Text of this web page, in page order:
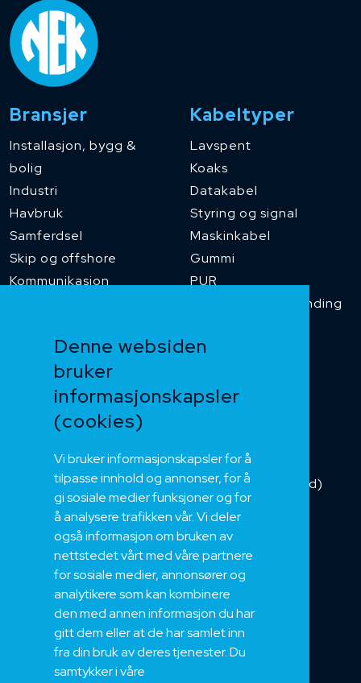
Denne websiden
bruker
informasjonskapsler
(cookies)
Vi bruker informasjonskapsler for å
tilpasse innhold og annonser, for å
gi sosiale medier funksjoner og for
å analysere trafikken vår. Vi deler
også informasjon om bruken av
nettstedet vårt med våre partnere
for sosiale medier, annonsører og
analytikere som kan kombinere
den med annen informasjon du har
gitt dem eller at de har samlet inn
fra din bruk av deres tjenester. Du
samtykker i våre
Bransjer
Installasjon, bygg &
bolig
Industri
Havbruk
Samferdsel
Skip og offshore
Kommunikasjon
Kabeltyper
Lavspent
Koaks
Datakabel
Styring og signal
Maskinkabel
Gummi
PUR
Temperaturbestanding
Heis og kran
Kategorikabel
Installasjonskabel
Kombikabel (Hybrid)
DNV sertifisert
Tilbehør
Om oss
Bærekraft og Åpenhet
Jobb hos oss
Sertifiseringer
Support